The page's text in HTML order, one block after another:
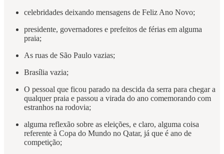
celebridades deixando mensagens de Feliz Ano Novo;
presidente, governadores e prefeitos de férias em alguma
praia;
As ruas de São Paulo vazias;
Brasília vazia;
O pessoal que ficou parado na descida da serra para chegar a
qualquer praia e passou a virada do ano comemorando com
estranhos na rodovia;
alguma reflexão sobre as eleições, e claro, alguma coisa
referente à Copa do Mundo no Qatar, já que é ano de
competição;